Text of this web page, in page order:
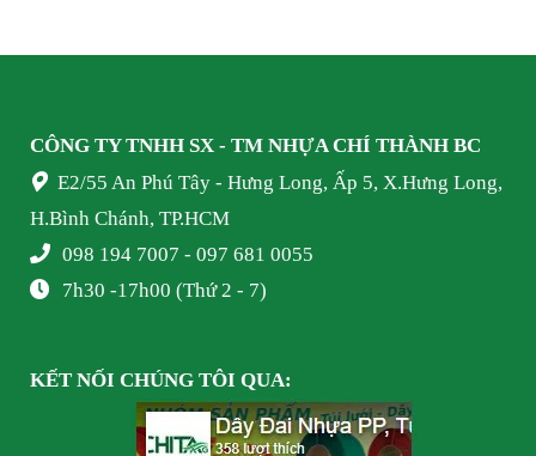
CÔNG TY TNHH SX - TM NHỰA CHÍ THÀNH BC
E2/55 An Phú Tây - Hưng Long, Ấp 5, X.Hưng Long,
H.Bình Chánh, TP.HCM
098 194 7007 - 097 681 0055
7h30 -17h00 (Thứ 2 - 7)
KẾT NỐI CHÚNG TÔI QUA: